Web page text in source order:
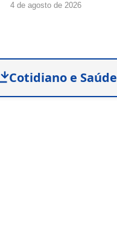
4 de agosto de 2026
Cotidiano e Saúde